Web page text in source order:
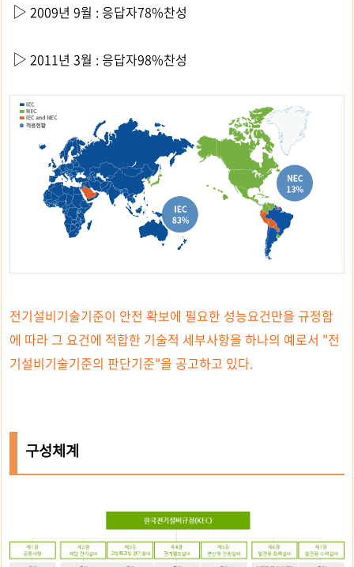
▷ 2009년 9월 : 응답자78%찬성
▷ 2011년 3월 : 응답자98%찬성
전기설비기술기준이 안전 확보에 필요한 성능요건만을 규정함
에 따라 그 요건에 적합한 기술적 세부사항을 하나의 예로서 "전
기설비기술기준의 판단기준"을 공고하고 있다.
구성체계